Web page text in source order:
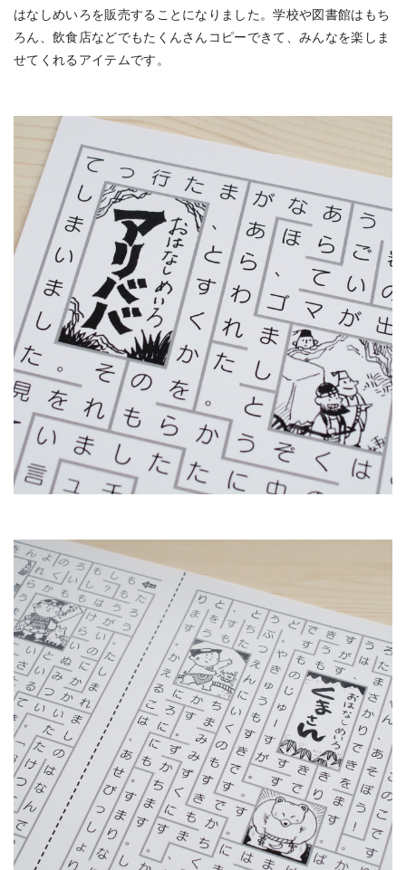
はなしめいろを販売することになりました。学校や図書館はもち
ろん、飲食店などでもたくんさんコピーできて、みんなを楽しま
せてくれるアイテムです。